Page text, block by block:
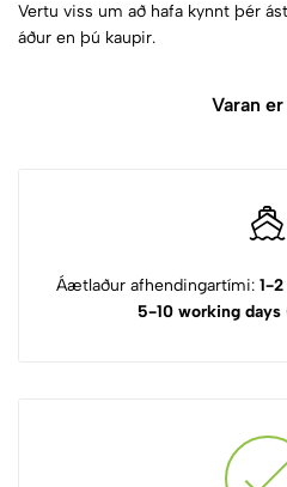
Vertu viss um að hafa kynnt þér
áður en þú kaupir.
Varan
Áætlaður afhendingartími: 1-
5-10 working days